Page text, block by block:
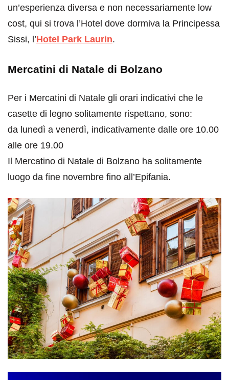
un’esperienza diversa e non necessariamente low
cost, qui si trova l’Hotel dove dormiva la Principessa
Sissi, l’Hotel Park Laurin.
Mercatini di Natale di Bolzano
Per i Mercatini di Natale gli orari indicativi che le
casette di legno solitamente rispettano, sono:
da lunedì a venerdì, indicativamente dalle ore 10.00
alle ore 19.00
Il Mercatino di Natale di Bolzano ha solitamente
luogo da fine novembre fino all’Epifania.